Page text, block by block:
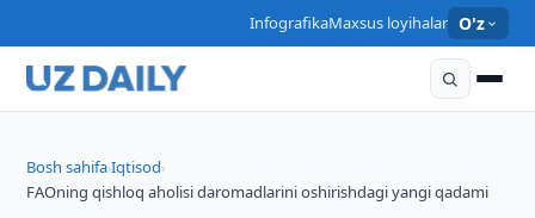
InfografikaMaxsus loyihalar O'z
Bosh sahifa›Iqtisod›
FAOning qishloq aholisi daromadlarini oshirishdagi yangi qadami